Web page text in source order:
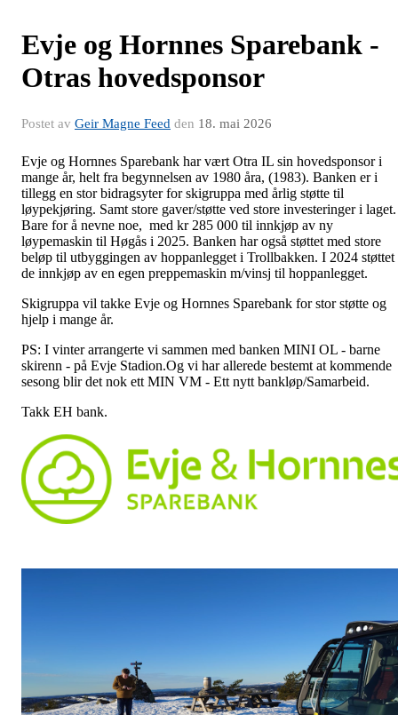
Evje og Hornnes Sparebank -
Otras hovedsponsor
Postet av Geir Magne Feed den 18. mai 2026
Evje og Hornnes Sparebank har vært Otra IL sin hovedsponsor i
mange år, helt fra begynnelsen av 1980 åra, (1983). Banken er i
tillegg en stor bidragsyter for skigruppa med årlig støtte til
løypekjøring. Samt store gaver/støtte ved store investeringer i laget.
Bare for å nevne noe, med kr 285 000 til innkjøp av ny
løypemaskin til Høgås i 2025. Banken har også støttet med store
beløp til utbyggingen av hoppanlegget i Trollbakken. I 2024 støttet
de innkjøp av en egen preppemaskin m/vinsj til hoppanlegget.
Skigruppa vil takke Evje og Hornnes Sparebank for stor støtte og
hjelp i mange år.
PS: I vinter arrangerte vi sammen med banken MINI OL - barne
skirenn - på Evje Stadion.Og vi har allerede bestemt at kommende
sesong blir det nok ett MIN VM - Ett nytt bankløp/Samarbeid.
Takk EH bank.